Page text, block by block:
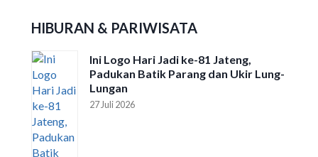
HIBURAN & PARIWISATA
Ini Logo Hari Jadi ke-81 Jateng,
Padukan Batik Parang dan Ukir Lung-
Lungan
27 Juli 2026